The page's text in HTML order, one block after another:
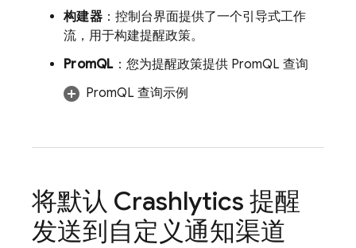
构建器：控制台界面提供了一个引导式工作
流，用于构建提醒政策。
PromQL：您为提醒政策提供 PromQL 查询
PromQL 查询示例
将默认 Crashlytics 提醒
发送到自定义通知渠道